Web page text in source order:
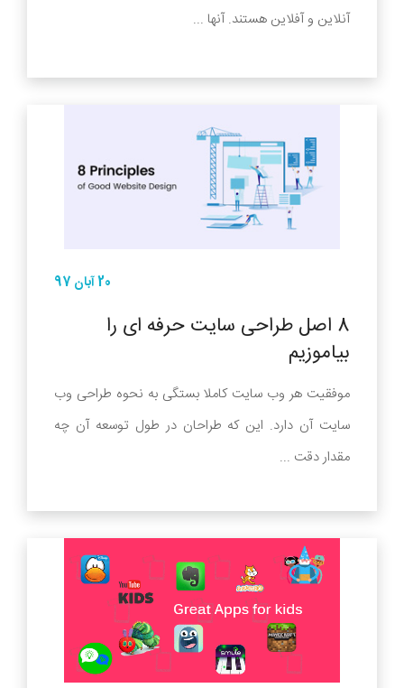
آنلاین و آفلاین هستند. آنها ...
20 آبان 97
8 اصل طراحی سایت حرفه ای را
بیاموزیم
موفقیت هر وب سایت کاملا بستگی به نحوه طراحی وب
سایت آن دارد. این که طراحان در طول توسعه آن چه
مقدار دقت ...